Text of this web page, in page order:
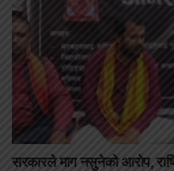
सरकारले माग नसुनेको आरोप,